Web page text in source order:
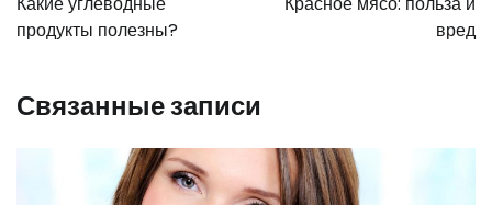
записям
продукты полезны?
вред
Связанные записи